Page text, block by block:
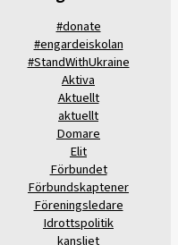
#donate
#engardeiskolan
#StandWithUkraine
Aktiva
Aktuellt
aktuellt
Domare
Elit
Förbundet
Förbundskaptener
Föreningsledare
Idrottspolitik
kansliet